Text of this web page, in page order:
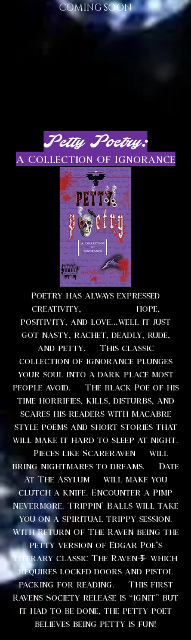
COMING SOON
Petty Poetry:
A Collection Of Ignorance
Poetry has always expressed
creativity, hope,
positivity, and love...well it just
got nasty, rachet, deadly, rude,
and petty. This classic
collection of ignorance plunges
your soul into a dark place most
people avoid. The black Poe of his
time horrifies, kills, disturbs, and
scares his readers with Macabre
style poems and short stories that
will make it hard to sleep at night.
Pieces like Scareraven will
bring nightmares to dreams. Date
At The Asylum will make you
clutch a knife. Encounter a Pimp
Nevermore. Trippin’ Balls will take
you on a spiritual trippy session.
With Return Of The Raven being the
petty version of Edgar Poe’s
literary classic The Raven; which
requires locked doors and pistol
packing for reading. This first
Ravens Society release is “ignit” but
it had to be done, the petty poet
believes being petty is fun!